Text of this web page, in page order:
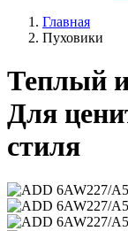
Главная
Пуховики
Теплый
Для
стиля